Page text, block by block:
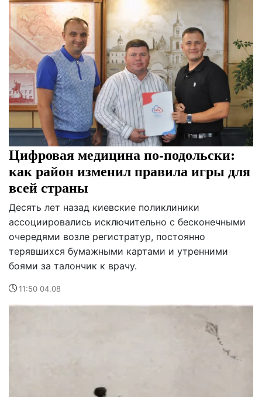
Цифровая медицина по-подольски:
как район изменил правила игры для
всей страны
Десять лет назад киевские поликлиники
ассоциировались исключительно с бесконечными
очередями возле регистратур, постоянно
терявшихся бумажными картами и утренними
боями за талончик к врачу.
11:50 04.08